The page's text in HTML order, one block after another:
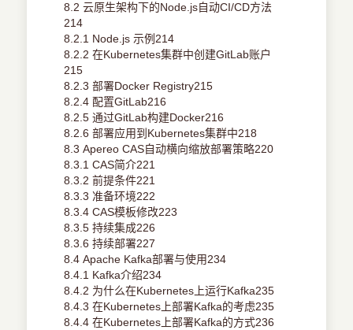
8.2 云原生架构下的Node.js自动CI/CD方法
214
8.2.1 Node.js 示例214
8.2.2 在Kubernetes集群中创建GitLab账户
215
8.2.3 部署Docker Registry215
8.2.4 配置GitLab216
8.2.5 通过GitLab构建Docker216
8.2.6 部署应用到Kubernetes集群中218
8.3 Apereo CAS自动横向缩放部署策略220
8.3.1 CAS简介221
8.3.2 前提条件221
8.3.3 准备环境222
8.3.4 CAS模板修改223
8.3.5 持续集成226
8.3.6 持续部署227
8.4 Apache Kafka部署与使用234
8.4.1 Kafka介绍234
8.4.2 为什么在Kubernetes上运行Kafka235
8.4.3 在Kubernetes上部署Kafka的考虑235
8.4.4 在Kubernetes上部署Kafka的方式236